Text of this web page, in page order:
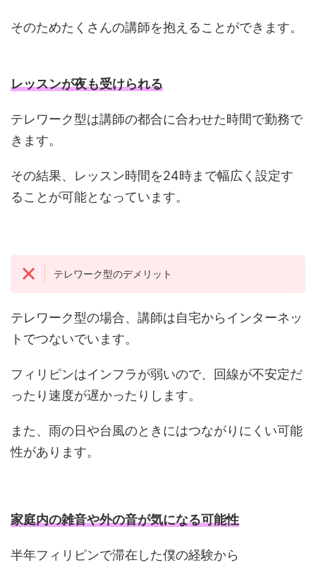
そのためたくさんの講師を抱えることができます。
レッスンが夜も受けられる
テレワーク型は講師の都合に合わせた時間で勤務で
きます。
その結果、レッスン時間を24時まで幅広く設定す
ることが可能となっています。
テレワーク型のデメリット
テレワーク型の場合、講師は自宅からインターネッ
トでつないでいます。
フィリピンはインフラが弱いので、回線が不安定だ
ったり速度が遅かったりします。
また、雨の日や台風のときにはつながりにくい可能
性があります。
家庭内の雑音や外の音が気になる可能性
半年フィリピンで滞在した僕の経験から